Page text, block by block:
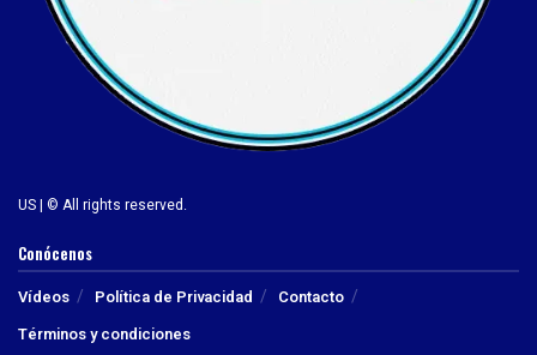
US | © All rights reserved.
Conócenos
Vídeos Política de Privacidad
Contacto
Términos y condiciones